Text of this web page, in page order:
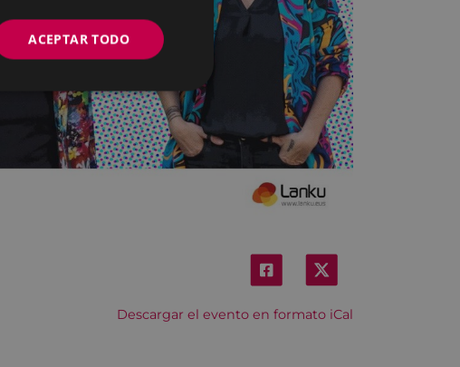
Descargar el evento en formato iCal
ACEPTAR TODO